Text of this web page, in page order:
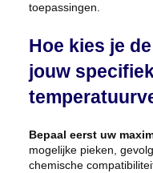
toepassingen.
Hoe kies je
jouw
Bepaal eerst uw
mogelijke pieken,
chemische